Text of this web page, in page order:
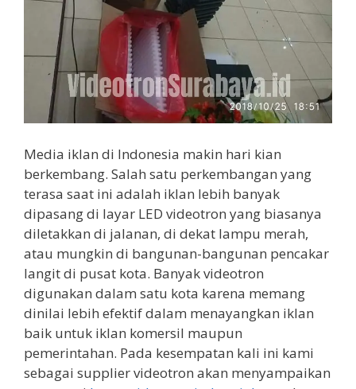
Media iklan di Indonesia makin hari kian
berkembang. Salah satu perkembangan yang
terasa saat ini adalah iklan lebih banyak
dipasang di layar LED videotron yang biasanya
diletakkan di jalanan, di dekat lampu merah,
atau mungkin di bangunan-bangunan pencakar
langit di pusat kota. Banyak videotron
digunakan dalam satu kota karena memang
dinilai lebih efektif dalam menayangkan iklan
baik untuk iklan komersil maupun
pemerintahan. Pada kesempatan kali ini kami
sebagai supplier videotron akan menyampaikan